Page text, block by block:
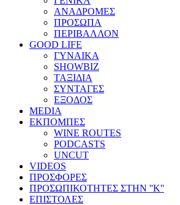
ΑΝΑΔΡΟΜΕΣ
ΠΡΟΣΩΠΑ
ΠΕΡΙΒΑΛΛΟΝ
GOOD LIFE
ΓΥΝΑΙΚΑ
SHOWBIZ
ΤΑΞΙΔΙΑ
ΣΥΝΤΑΓΕΣ
ΕΞΟΔΟΣ
MEDIA
ΕΚΠΟΜΠΕΣ
WINE ROUTES
PODCASTS
UNCUT
VIDEOS
ΠΡΟΣΦΟΡΕΣ
ΠΡΟΣΩΠΙΚΟΤΗΤΕΣ ΣΤΗΝ ''Κ''
ΕΠΙΣΤΟΛΕΣ